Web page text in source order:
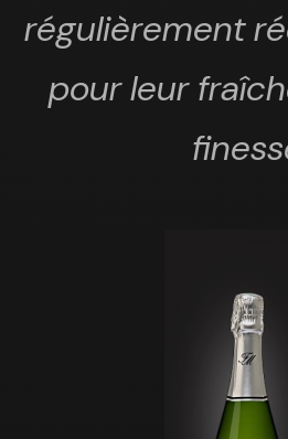
régulièrement
pour leur